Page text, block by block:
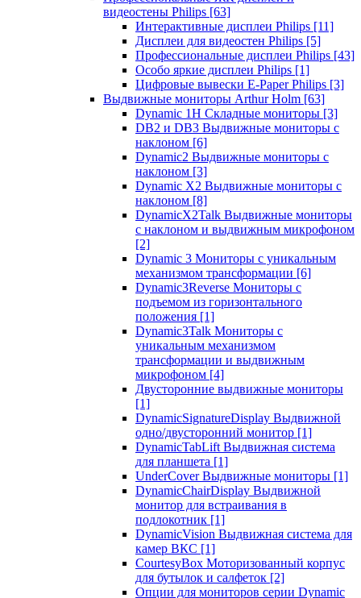
видеостены Philips [63]
Интерактивные дисплеи Philips [11]
Дисплеи для видеостен Philips [5]
Профессиональные дисплеи Philips [43]
Особо яркие дисплеи Philips [1]
Цифровые вывески E-Paper Philips [3]
Выдвижные мониторы Arthur Holm [63]
Dynamic 1Н Складные мониторы [3]
DB2 и DB3 Выдвижные мониторы с
наклоном [6]
Dynamic2 Выдвижные мониторы с
наклоном [3]
Dynamic X2 Выдвижные мониторы с
наклоном [8]
DynamicX2Talk Выдвижные мониторы
с наклоном и выдвижным микрофоном
[2]
Dynamic 3 Мониторы с уникальным
механизмом трансформации [6]
Dynamic3Reverse Мониторы с
подъемом из горизонтального
положения [1]
Dynamic3Talk Мониторы с
уникальным механизмом
трансформации и выдвижным
микрофоном [4]
Двусторонние выдвижные мониторы
[1]
DynamicSignatureDisplay Выдвижной
одно/двусторонний монитор [1]
DynamicTabLift Выдвижная система
для планшета [1]
UnderCover Выдвижные мониторы [1]
DynamicChairDisplay Выдвижной
монитор для встраивания в
подлокотник [1]
DynamicVision Выдвижная система для
камер ВКС [1]
CourtesyBox Моторизованный корпус
для бутылок и салфеток [2]
Опции для мониторов серии Dynamic